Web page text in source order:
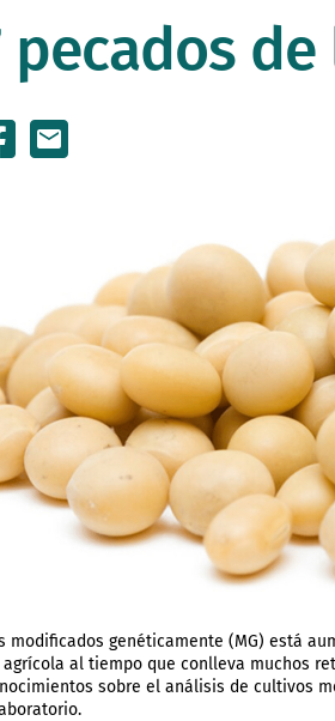
pecados
modificados genéticamente (MG) está
al tiempo que conlleva muchos
sobre el análisis de cultivos